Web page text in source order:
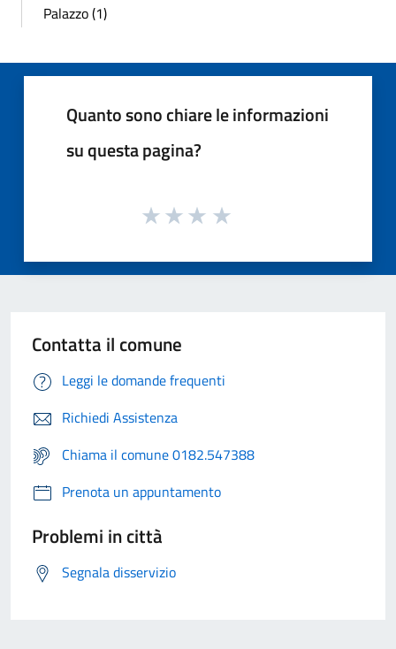
Palazzo (1)
Quanto sono chiare le informazioni
su questa pagina?
Contatta il comune
Leggi le domande frequenti
Richiedi Assistenza
Chiama il comune 0182.547388
Prenota un appuntamento
Problemi in città
Segnala disservizio